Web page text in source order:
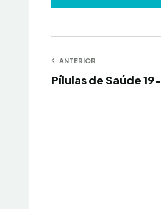
Navegação
de
ANTERIOR
Anterior
Pílulas de Saúde